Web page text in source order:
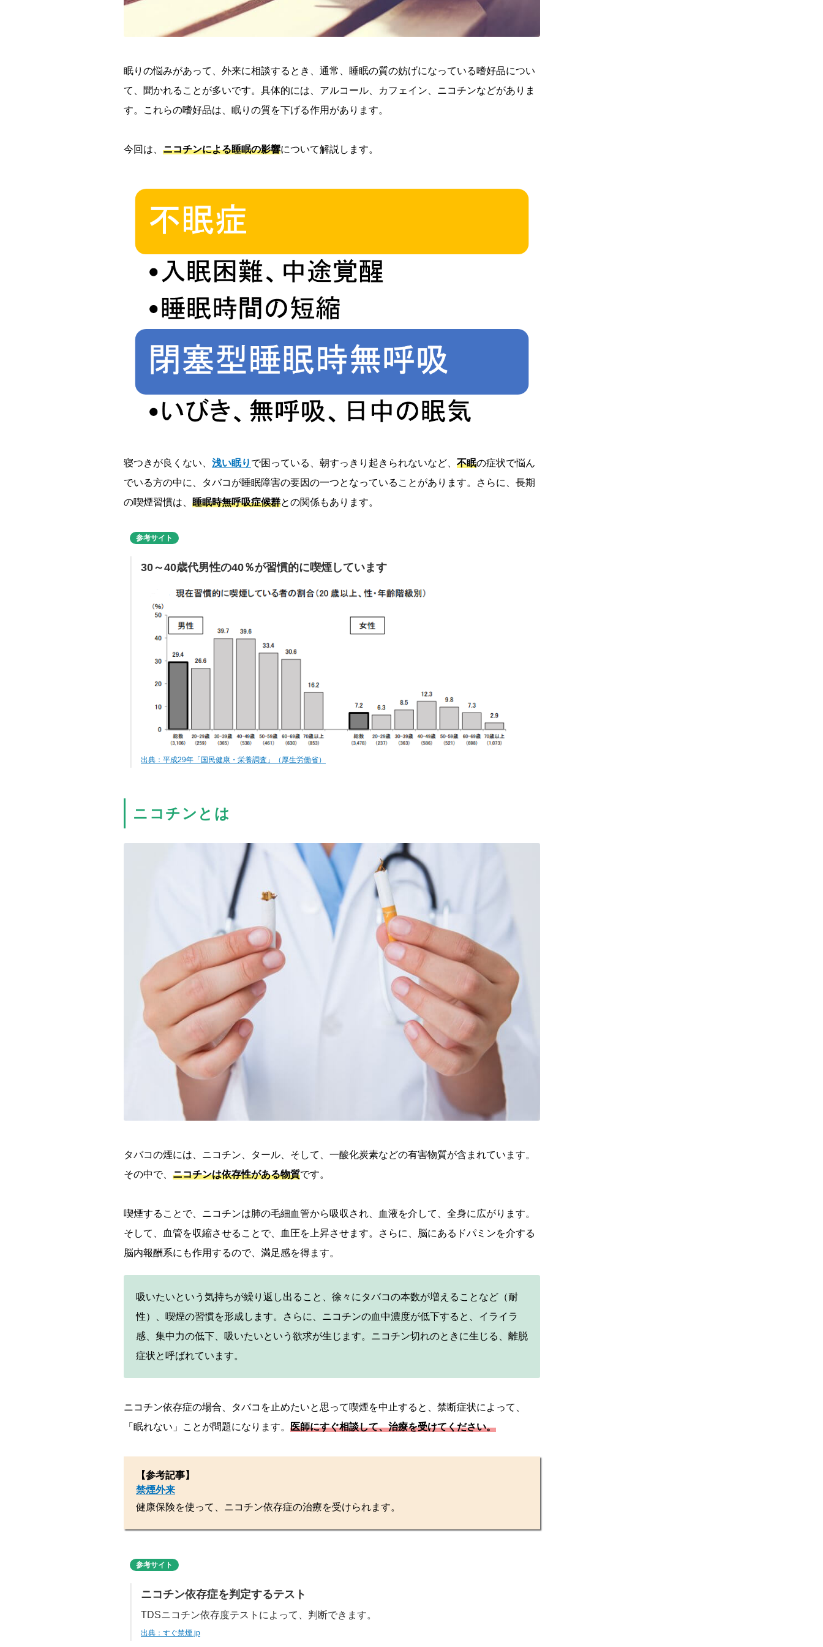
眠りの悩みがあって、外来に相談するとき、通常、睡眠の質の妨げになっている嗜好品につい
て、聞かれることが多いです。具体的には、アルコール、カフェイン、ニコチンなどがありま
す。これらの嗜好品は、眠りの質を下げる作用があります。
今回は、 ニコチンによる睡眠の影響について解説します。
寝つきが良くない、 浅い眠り で困っている、朝すっきり起きられないなど、 不眠の症状で悩ん
でいる方の中に、タバコが睡眠障害の要因の一つとなっていることがあります。さらに、長期
の喫煙習慣は、 睡眠時無呼吸症候群との関係もあります。
参考サイト
30～40歳代男性の40％が習慣的に喫煙しています
出典：平成29年「国民健康・栄養調査」（厚生労働省）
ニコチンとは
タバコの煙には、ニコチン、タール、そして、一酸化炭素などの有害物質が含まれています。
その中で、 ニコチンは依存性がある物質です。
喫煙することで、ニコチンは肺の毛細血管から吸収され、血液を介して、全身に広がります。
そして、血管を収縮させることで、血圧を上昇させます。さらに、脳にあるドパミンを介する
脳内報酬系にも作用するので、満足感を得ます。
吸いたいという気持ちが繰り返し出ること、徐々にタバコの本数が増えることなど（耐
性）、喫煙の習慣を形成します。さらに、ニコチンの血中濃度が低下すると、イライラ
感、集中力の低下、吸いたいという欲求が生じます。ニコチン切れのときに生じる、離脱
症状と呼ばれています。
ニコチン依存症の場合、タバコを止めたいと思って喫煙を中止すると、禁断症状によって、
「眠れない」ことが問題になります。 医師にすぐ相談して、治療を受けてください。
【参考記事】
禁煙外来
健康保険を使って、ニコチン依存症の治療を受けられます。
参考サイト
ニコチン依存症を判定するテスト
TDSニコチン依存度テストによって、判断できます。
出典：すぐ禁煙.jp